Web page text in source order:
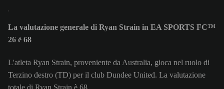
La valutazione generale di Ryan Strain in EA SPORTS FC™
26 è 68
L'atleta Ryan Strain, proveniente da Australia, gioca nel ruolo di
Terzino destro (TD) per il club Dundee United. La valutazione